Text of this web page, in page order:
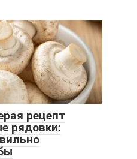
рецепт
рядовки: